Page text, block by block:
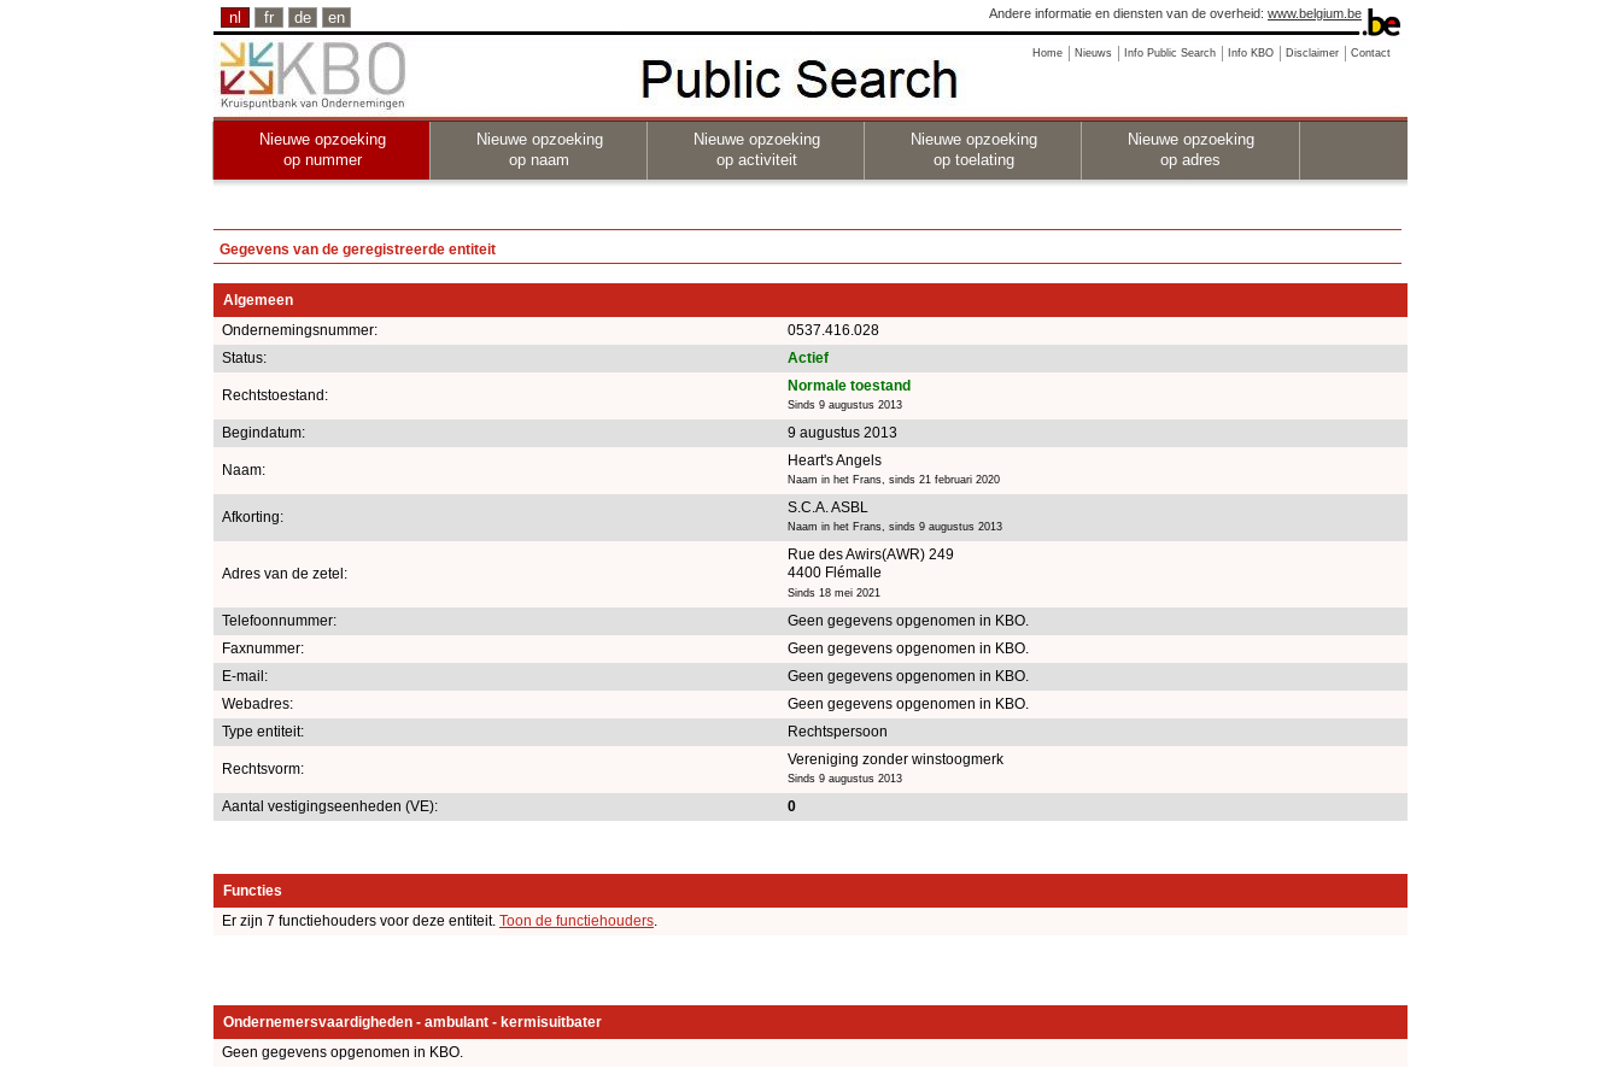
nl fr de en Andere informatie en diensten van de overheid: www.belgium.be
Home Nieuws Info Public Search Info KBO Disclaimer Contact
Nieuwe opzoeking
op nummer
Nieuwe opzoeking
op naam
Nieuwe opzoeking
op activiteit
Nieuwe opzoeking
op toelating
Nieuwe opzoeking
op adres
Gegevens van de geregistreerde entiteit
Algemeen
Ondernemingsnummer:
0537.416.028
Status:
Actief
Rechtstoestand:
Normale toestand
Sinds 9 augustus 2013
Begindatum: 9 augustus 2013
Naam:
Heart's Angels
Naam in het Frans, sinds 21 februari 2020
Afkorting:
S.C.A. ASBL
Naam in het Frans, sinds 9 augustus 2013
Adres van de zetel:
Rue des Awirs(AWR) 249
4400 Flémalle
Sinds 18 mei 2021
Telefoonnummer:
Geen gegevens opgenomen in KBO.
Faxnummer:
Geen gegevens opgenomen in KBO.
E-mail:
Geen gegevens opgenomen in KBO.
Webadres:
Geen gegevens opgenomen in KBO.
Type entiteit:
Rechtspersoon
Rechtsvorm:
Vereniging zonder winstoogmerk
Sinds 9 augustus 2013
Aantal vestigingseenheden (VE): 0
Functies
Er zijn 7 functiehouders voor deze entiteit. Toon de functiehouders.
Ondernemersvaardigheden - ambulant - kermisuitbater
Geen gegevens opgenomen in KBO.